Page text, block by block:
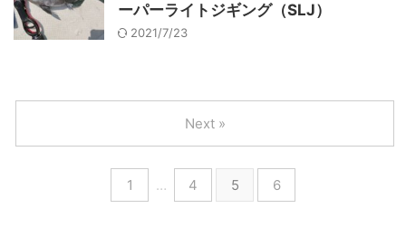
ーパーライトジギング（SLJ）
2021/7/23
1 … 4 5 6
Next »